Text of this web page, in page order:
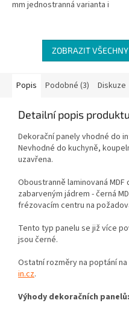
mm jednostranná varianta i
ZOBRAZIT
Popis Podobné (3) Diskuze
Detailní popis produktu
Dekorační panely vhodné do
Nevhodné do kuchyně,
uzavřena.
Oboustranně laminovaná
zabarveným jádrem - černá
frézovacím centru na
Tento typ panelu se již více
jsou černé.
Ostatní rozměry na poptání na
in.cz.
Výhody dekoračních panelů: